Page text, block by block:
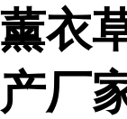
薰衣
产厂